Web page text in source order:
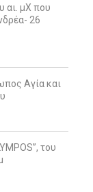
αι. μΧ που
26
Αγία και
του